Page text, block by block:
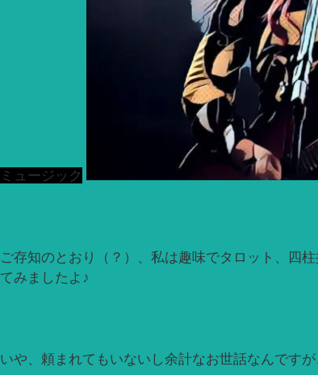
ミュージック
ご存知のとおり（？）、私は趣味でタロット、四
てみましたよ♪
いや、頼まれてもいないし余計なお世話なんです